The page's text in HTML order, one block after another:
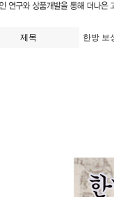
제목 한방 보